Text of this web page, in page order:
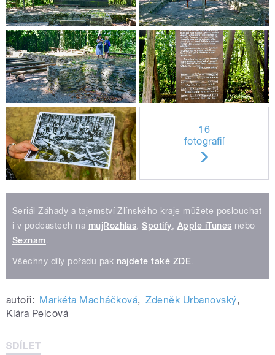
16
fotografií
Seriál Záhady a tajemství Zlínského kraje můžete poslouchat
i v podcastech na mujRozhlas ,Spotify Apple iTunes nebo
Seznam
Všechny díly pořadu pak najdete také ZDE
autoři: Markéta Macháčková, Zdeněk Urbanovský,
Klára Pelcová